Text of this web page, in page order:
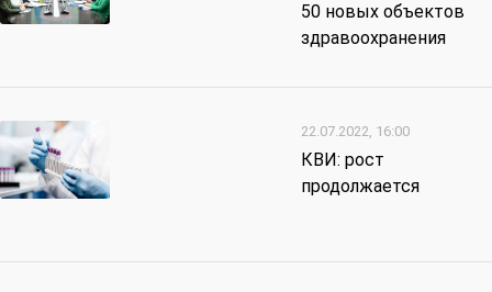
50 новых объектов
здравоохранения
22.07.2022, 16:00
КВИ: рост
продолжается